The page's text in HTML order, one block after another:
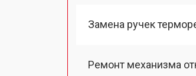
Замена ручек
Ремонт механизма